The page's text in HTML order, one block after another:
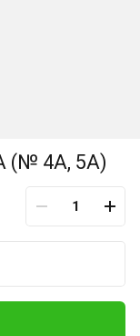
(№ 4А, 5А)